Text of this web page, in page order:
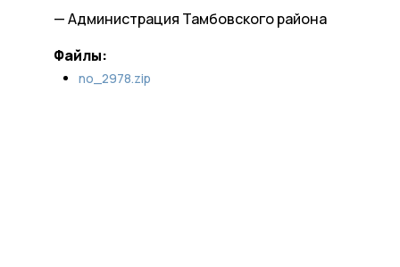
— Администрация Тамбовского района
Файлы:
no_2978.zip